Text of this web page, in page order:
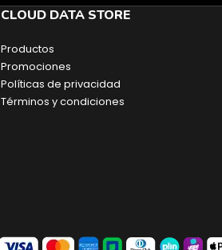
CLOUD DATA STORE
Productos
Promociones
Políticas de privacidad
Términos y condiciones